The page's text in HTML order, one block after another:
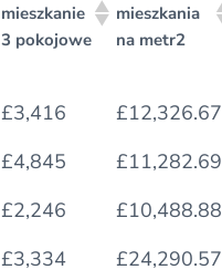
mieszkanie
3 pokojowe
mieszkania
na metr2
Wynajem,
mieszkanie
3 pokojowe
Koszt
mieszkania
na metr2
£3,416 £12,326.67
£4,845 £11,282.69
£2,246 £10,488.88
£3,334 £24,290.57